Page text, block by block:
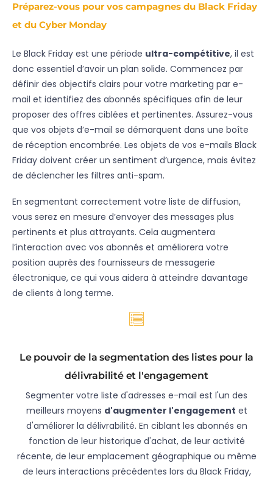
Préparez-vous pour vos campagnes du Black Friday
et du Cyber Monday
Le Black Friday est une période ultra-compétitive, il est
donc essentiel d’avoir un plan solide. Commencez par
définir des objectifs clairs pour votre marketing par e-
mail et identifiez des abonnés spécifiques afin de leur
proposer des offres ciblées et pertinentes. Assurez-vous
que vos objets d’e-mail se démarquent dans une boîte
de réception encombrée. Les objets de vos e-mails Black
Friday doivent créer un sentiment d’urgence, mais évitez
de déclencher les filtres anti-spam.
En segmentant correctement votre liste de diffusion,
vous serez en mesure d’envoyer des messages plus
pertinents et plus attrayants. Cela augmentera
l’interaction avec vos abonnés et améliorera votre
position auprès des fournisseurs de messagerie
électronique, ce qui vous aidera à atteindre davantage
de clients à long terme.
Le pouvoir de la segmentation des listes pour la
délivrabilité et l'engagement
Segmenter votre liste d'adresses e-mail est l'un des
meilleurs moyens d'augmenter l'engagement et
d'améliorer la délivrabilité. En ciblant les abonnés en
fonction de leur historique d'achat, de leur activité
récente, de leur emplacement géographique ou même
de leurs interactions précédentes lors du Black Friday,